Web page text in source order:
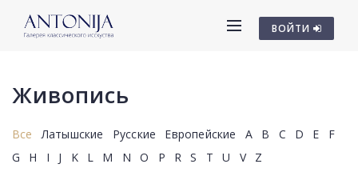
ВОЙТИ
Живопись
Все Латышские Русские Европейские A B C D E
F
G
H I J K L M N O P R S T U V
Z